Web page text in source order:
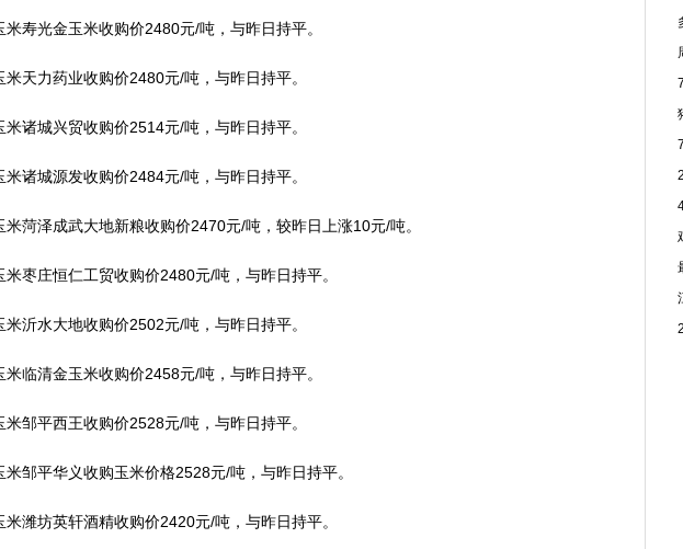
光金玉米收购价2480元/吨，与昨日持平。
力药业收购价2480元/吨，与昨日持平。
城兴贸收购价2514元/吨，与昨日持平。
城源发收购价2484元/吨，与昨日持平。
泽成武大地新粮收购价2470元/吨，较昨日上涨10元/吨。
庄恒仁工贸收购价2480元/吨，与昨日持平。
水大地收购价2502元/吨，与昨日持平。
清金玉米收购价2458元/吨，与昨日持平。
平西王收购价2528元/吨，与昨日持平。
平华义收购玉米价格2528元/吨，与昨日持平。
坊英轩酒精收购价2420元/吨，与昨日持平。